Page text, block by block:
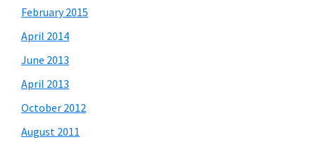
February 2015
April 2014
June 2013
April 2013
October 2012
August 2011